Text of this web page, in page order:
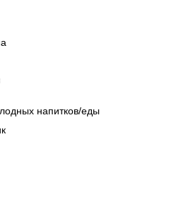
напитков/еды